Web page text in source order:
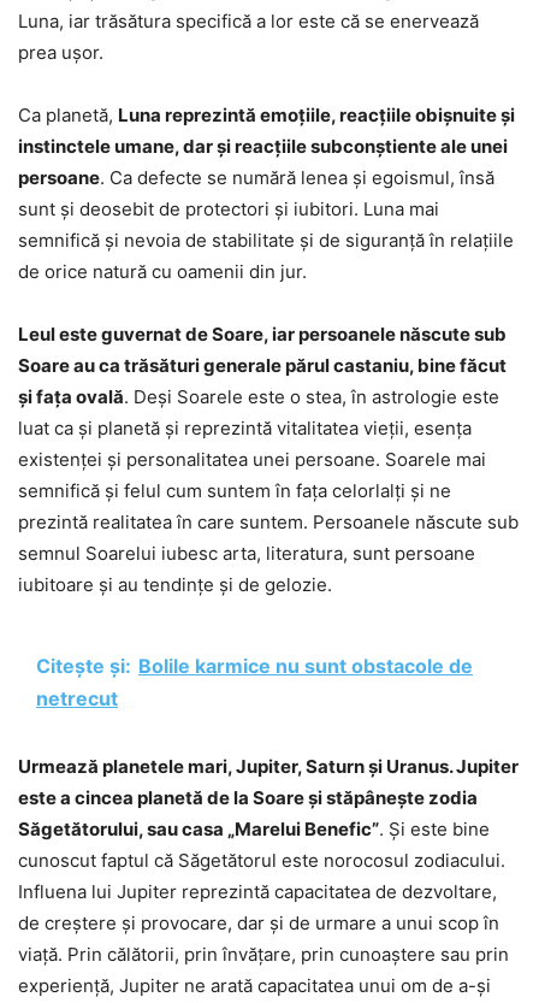
Luna, iar trăsătura specifică a lor este că se enervează
prea ușor.
Ca planetă, Luna reprezintă emoțiile, reacțiile obișnuite și
instinctele umane, dar și reacțiile subconștiente ale unei
persoane. Ca defecte se numără lenea și egoismul, însă
sunt și deosebit de protectori și iubitori. Luna mai
semnifică și nevoia de stabilitate și de siguranță în relațiile
de orice natură cu oamenii din jur.
Leul este guvernat de Soare, iar persoanele născute sub
Soare au ca trăsături generale părul castaniu, bine făcut
și fața ovală. Deși Soarele este o stea, în astrologie este
luat ca și planetă și reprezintă vitalitatea vieții, esența
existenței și personalitatea unei persoane. Soarele mai
semnifică și felul cum suntem în fața celorlalți și ne
prezintă realitatea în care suntem. Persoanele născute sub
semnul Soarelui iubesc arta, literatura, sunt persoane
iubitoare și au tendințe și de gelozie.
Citește și: Bolile karmice nu sunt obstacole de
netrecut
Urmează planetele mari, Jupiter, Saturn și Uranus. Jupiter
este a cincea planetă de la Soare și stăpânește zodia
Săgetătorului, sau casa „Marelui Benefic”. Și este bine
cunoscut faptul că Săgetătorul este norocosul zodiacului.
Influena lui Jupiter reprezintă capacitatea de dezvoltare,
de creștere și provocare, dar și de urmare a unui scop în
viață. Prin călătorii, prin învățare, prin cunoaștere sau prin
experiență, Jupiter ne arată capacitatea unui om de a-și